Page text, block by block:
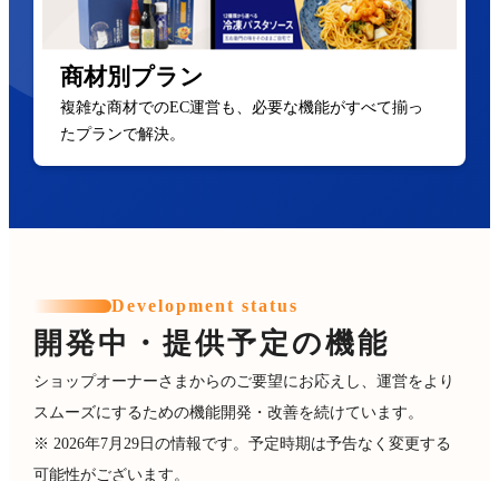
商材別プラン
複雑な商材でのEC運営も、必要な機能がすべて揃っ
たプランで解決。
Development status
開発中・提供予定の機能
ショップオーナーさまからのご要望にお応えし、運営をより
スムーズにするための機能開発・改善を続けています。
※ 2026年7月29日の情報です。予定時期は予告なく変更する
可能性がございます。